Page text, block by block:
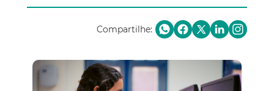
Compartilhe: